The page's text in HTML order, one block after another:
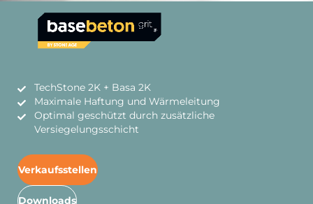
TechStone 2K + Basa 2K
Maximale Haftung und Wärmeleitung
Optimal geschützt durch zusätzliche
Versiegelungsschicht
Verkaufsstellen
Downloads